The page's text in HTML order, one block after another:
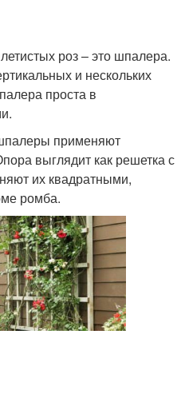
роз – это шпалера.
и нескольких
проста в
применяют
выглядит как решетка с
их квадратными,
ромба.